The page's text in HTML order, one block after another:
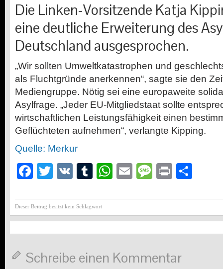
Die Linken-Vorsitzende Katja
eine deutliche Erweiterung des
Deutschland ausgesprochen.
„Wir sollten Umweltkatastrophen und
als Fluchtgründe anerkennen“, sagte sie den
Mediengruppe. Nötig sei eine europaweite
Asylfrage. „Jeder EU-Mitgliedstaat sollte
wirtschaftlichen Leistungsfähigkeit einen
Geflüchteten aufnehmen“, verlangte Kipping.
Quelle: Merkur
Facebook
Twitter
VK Tumblr
WhatsApp
EmailMessage
Print
Dieser Beitrag besitzt kein Schlagwort
Schreibe einen Kommentar